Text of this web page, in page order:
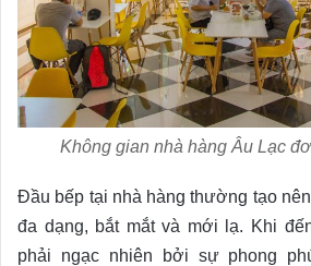
Không gian nhà hàng Âu Lạc
Đầu bếp tại nhà hàng thường tạo
đa dạng, bắt mắt và mới lạ. Khi
phải ngạc nhiên bởi sự phong